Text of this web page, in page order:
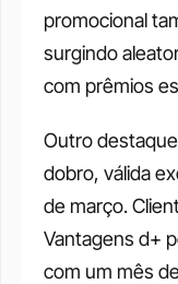
promocional
surgindo
com prêmios
Outro
dobro, válida
de março.
Vantagens d+
com um mês